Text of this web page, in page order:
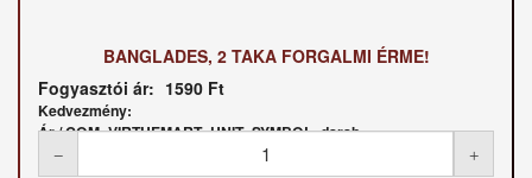
BANGLADES, 2 TAKA FORGALMI ÉRME!
Fogyasztói ár: 1590 Ft
Kedvezmény:
Ár / COM_VIRTUEMART_UNIT_SYMBOL_darab: